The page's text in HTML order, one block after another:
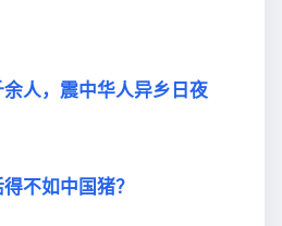
人，震中华人异乡日夜
不如中国猪？